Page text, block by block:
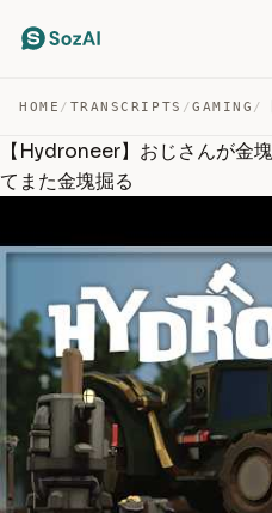
HOME / TRANSCRIPTS /GAMING /
【Hydroneer】おじさんが金
てまた金塊掘る